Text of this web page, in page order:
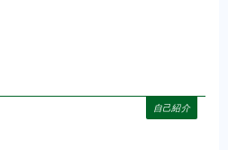
自己紹介